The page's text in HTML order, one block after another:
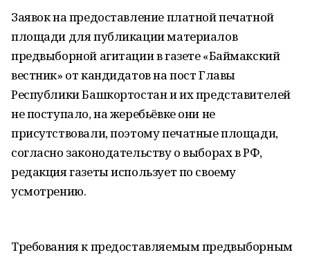
Заявок на предоставление платной печатной
площади для публикации материалов
предвыборной агитации в газете «Баймакский
вестник» от кандидатов на пост Главы
Республики Башкортостан и их представителей
не поступало, на жеребьёвке они не
присутствовали, поэтому печатные площади,
согласно законодательству о выборах в РФ,
редакция газеты использует по своему
усмотрению.
Требования к предоставляемым предвыборным